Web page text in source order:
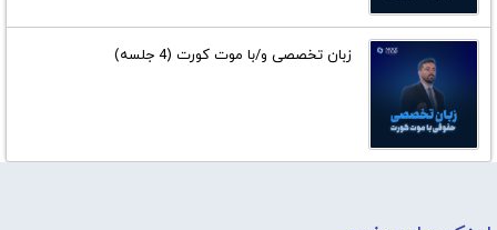
زبان تخصصی و/با موت کورت (4 جلسه)